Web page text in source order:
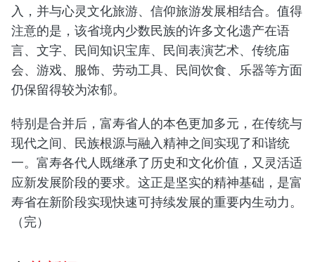
入，并与心灵文化旅游、信仰旅游发展相结合。值得
注意的是，该省境内少数民族的许多文化遗产在语
言、文字、民间知识宝库、民间表演艺术、传统庙
会、游戏、服饰、劳动工具、民间饮食、乐器等方面
仍保留得较为浓郁。
特别是合并后，富寿省人的本色更加多元，在传统与
现代之间、民族根源与融入精神之间实现了和谐统
一。富寿各代人既继承了历史和文化价值，又灵活适
应新发展阶段的要求。这正是坚实的精神基础，是富
寿省在新阶段实现快速可持续发展的重要内生动力。
（完）